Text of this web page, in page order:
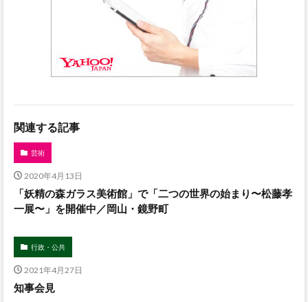
関連する記事
芸術
2020年4月13日
「妖精の森ガラス美術館」で「二つの世界の始まり〜松藤孝
一展〜」を開催中／岡山・鏡野町
行政・公共
2021年4月27日
知事会見